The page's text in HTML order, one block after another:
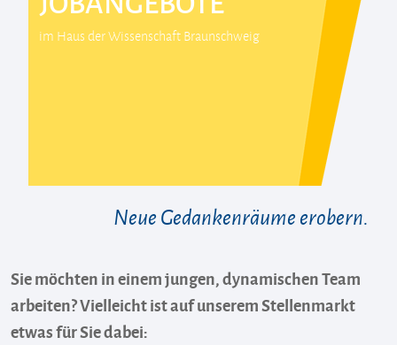
im Haus der Wissenschaft Braunschweig
Neue Gedankenräume erobern.
Sie möchten in einem jungen, dynamischen Team
arbeiten? Vielleicht ist auf unserem Stellenmarkt
etwas für Sie dabei: